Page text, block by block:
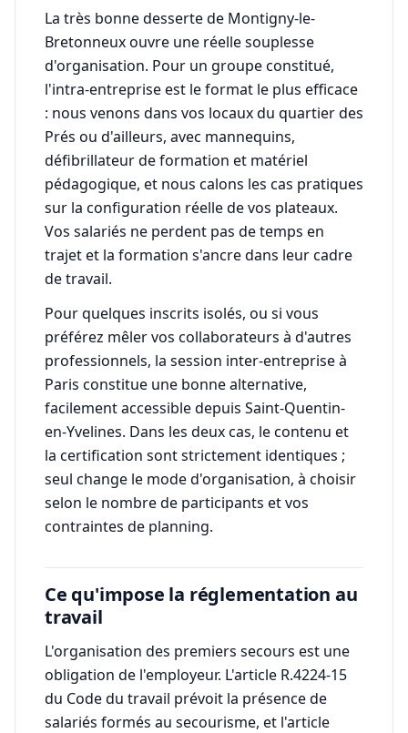
La très bonne desserte de Montigny-le-
Bretonneux ouvre une réelle souplesse
d'organisation. Pour un groupe constitué,
l'intra-entreprise est le format le plus efficace
: nous venons dans vos locaux du quartier des
Prés ou d'ailleurs, avec mannequins,
défibrillateur de formation et matériel
pédagogique, et nous calons les cas pratiques
sur la configuration réelle de vos plateaux.
Vos salariés ne perdent pas de temps en
trajet et la formation s'ancre dans leur cadre
de travail.
Pour quelques inscrits isolés, ou si vous
préférez mêler vos collaborateurs à d'autres
professionnels, la session inter-entreprise à
Paris constitue une bonne alternative,
facilement accessible depuis Saint-Quentin-
en-Yvelines. Dans les deux cas, le contenu et
la certification sont strictement identiques ;
seul change le mode d'organisation, à choisir
selon le nombre de participants et vos
contraintes de planning.
Ce qu'impose la réglementation au
travail
L'organisation des premiers secours est une
obligation de l'employeur. L'article R.4224-15
du Code du travail prévoit la présence de
salariés formés au secourisme, et l'article